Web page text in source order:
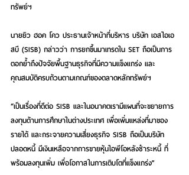
ทรัพย์ฯ
นายยิว ฮอค โคว ประธานเจ้าหน้าที่บริหาร บริษัท เอสไอเอ
สบี (SISB) กล่าวว่า การยกขึ้นมาเทรดใน SET ถือเป็นการ
ตอกย้ำถึงปัจจัยพื้นฐานธุรกิจที่มีความแข็งแกร่ง และ
คุณสมบัติครบถ้วนตามเกณฑ์ของตลาดหลักทรัพย์ฯ
“เป็นเรื่องที่ดีต่อ SISB และในอนาคตเรามีแผนที่จะขยายการ
ลงทุนด้านการศึกษาในต่างประเทศ เพื่อเพิ่มแหล่งที่มาของ
รายได้ และกระจายความเสี่ยงธุรกิจ SISB ถือเป็นบริษัท
ปลอดหนี้ มีเงินเหลือจากการขายหุ้นไอพีโอหลังชำระหนี้ ที่
พร้อมลงทุนเพิ่ม เพื่อโอกาสในการเติบโตที่แข็งแกร่ง”